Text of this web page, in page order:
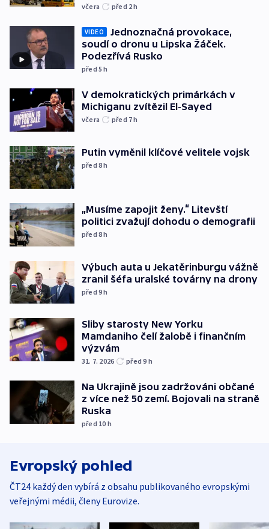
včera před 2h
VIDEO
Jednoznačná provokace,
soudí o dronu u Lipska Žáček.
Podezřívá Rusko
před 5h
V demokratických primárkách v
Michiganu zvítězil El-Sayed
včera před 7h
Putin vyměnil klíčové velitele vojsk
před 8h
„Musíme zapojit ženy.“ Litevští
politici zvažují dohodu o demografii
před 8h
Výbuch auta u Jekatěrinburgu vážně
zranil šéfa uralské továrny na drony
před 9h
Sliby starosty New Yorku
Mamdaniho čelí žalobě i finančním
výzvám
31. 7. 2026 před 9 h
Na Ukrajině jsou zadržováni občané
z více než 50 zemí. Bojovali na straně
Ruska
před 10 h
Evropský pohled
ČT24 každý den vybírá z obsahu publikovaného evropskými
veřejnými médii, členy Eurovize.